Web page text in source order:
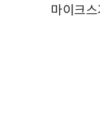
마이크